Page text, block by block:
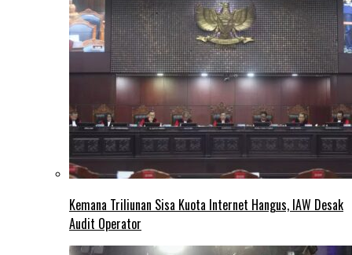
Kemana Triliunan Sisa Kuota Internet Hangus, IAW Desak
Audit Operator